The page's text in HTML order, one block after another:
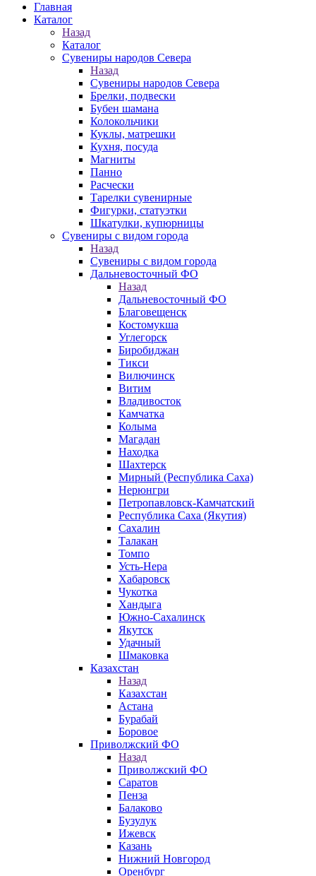
Главная
Каталог
Назад
Каталог
Сувениры народов Севера
Назад
Сувениры народов Севера
Брелки, подвески
Бубен шамана
Колокольчики
Куклы, матрешки
Кухня, посуда
Магниты
Панно
Расчески
Тарелки сувенирные
Фигурки, статуэтки
Шкатулки, купюрницы
Сувениры с видом города
Назад
Сувениры с видом города
Дальневосточный ФО
Назад
Дальневосточный ФО
Благовещенск
Костомукша
Углегорск
Биробиджан
Тикси
Вилючинск
Витим
Владивосток
Камчатка
Колыма
Магадан
Находка
Шахтерск
Мирный (Республика Саха)
Нерюнгри
Петропавловск-Камчатский
Республика Саха (Якутия)
Сахалин
Талакан
Томпо
Усть-Нера
Хабаровск
Чукотка
Хандыга
Южно-Сахалинск
Якутск
Удачный
Шмаковка
Казахстан
Назад
Казахстан
Астана
Бурабай
Боровое
Приволжский ФО
Назад
Приволжский ФО
Саратов
Пенза
Балаково
Бузулук
Ижевск
Казань
Нижний Новгород
Оренбург